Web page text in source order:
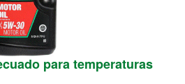
para temperaturas